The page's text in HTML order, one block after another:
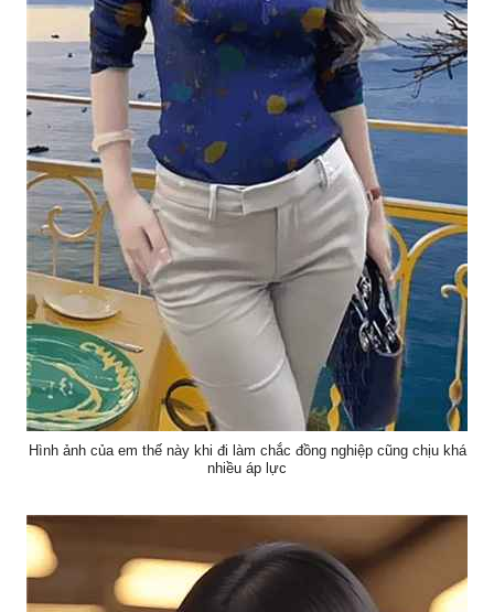
Hình ảnh của em thế này khi đi làm chắc đồng nghiệp cũng chịu khá
nhiều áp lực